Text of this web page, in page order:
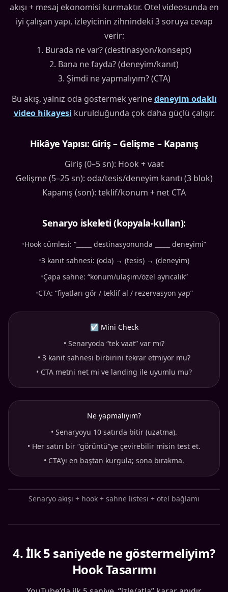
akışı + mesaj ekonomisi kurmaktır. Otel videosunda en
iyi çalışan yapı, izleyicinin zihnindeki 3 soruya cevap
verir:
1. Burada ne var? (destinasyon/konsept)
2. Bana ne fayda? (deneyim/kanıt)
3. Şimdi ne yapmalıyım? (CTA)
Bu akış, yalnız oda göstermek yerinedeneyim odaklı
video hikayesi kurulduğunda çok daha güçlü çalışır.
Hikâye Yapısı: Giriş – Gelişme – Kapanış
Giriş (0–5 sn): Hook + vaat
Gelişme (5–25 sn): oda/tesis/deneyim kanıtı (3 blok)
Kapanış (son): teklif/konum + net CTA
Senaryo iskeleti (kopyala-kullan):
•Hook cümlesi: “_____ destinasyonunda _____ deneyimi”
•3 kanıt sahnesi: (oda) → (tesis) → (deneyim)
•Çapa sahne: “konum/ulaşım/özel ayrıcalık”
•CTA: “fiyatları gör / teklif al / rezervasyon yap”
☑ Mini Check
• Senaryoda “tek vaat” var mı?
• 3 kanıt sahnesi birbirini tekrar etmiyor mu?
• CTA metni net mi ve landing ile uyumlu mu?
Ne yapmalıyım?
• Senaryoyu 10 satırda bitir (uzatma).
• Her satırı bir “görüntü”ye çevirebilir misin test et.
• CTA’yı en baştan kurgula; sona bırakma.
Senaryo akışı + hook + sahne listesi + otel bağlamı
4.İlk 5 saniyede ne göstermeliyim?
Hook Tasarımı